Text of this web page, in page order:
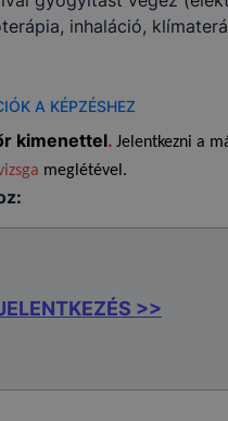
inhaláció,
A KÉPZÉSHEZ
kimenettel. Jelentkezni a
meglétével.
>>